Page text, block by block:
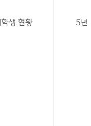
생 현황 5년